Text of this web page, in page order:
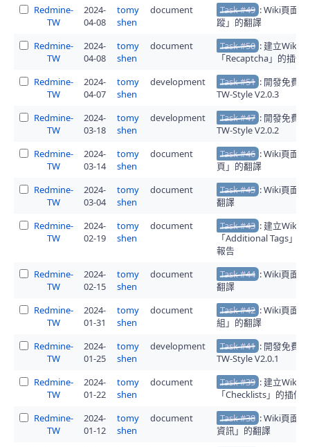
Redmine-
TW
2024-
04-08
tomy
shen
document Task #49 : Wiki頁面
蹤」的翻譯
Redmine-
TW
2024-
04-08
tomy
shen
document Task #50 : 建立Wiki
「Recaptcha」的插件
Redmine-
TW
2024-
04-07
tomy
shen
development Task #51 : 開發免費
TW-Style V2.0.3
Redmine-
TW
2024-
03-18
tomy
shen
development Task #47 : 開發免費
TW-Style V2.0.2
Redmine-
TW
2024-
03-14
tomy
shen
document Task #46 : Wiki頁面
頁」的翻譯
Redmine-
TW
2024-
03-04
tomy
shen
document Task #45 : Wiki頁面
翻譯
Redmine-
TW
2024-
02-19
tomy
shen
document Task #43 : 建立Wiki
「Additional Tags」
報告
Redmine-
TW
2024-
02-15
tomy
shen
document Task #44 : Wiki頁面
翻譯
Redmine-
TW
2024-
01-31
tomy
shen
document Task #42 : Wiki頁面
組」的翻譯
Redmine-
TW
2024-
01-25
tomy
shen
development Task #41 : 開發免費
TW-Style V2.0.1
Redmine-
TW
2024-
01-22
tomy
shen
document Task #39 : 建立Wiki
「Checklists」的插件
Redmine-
TW
2024-
01-12
tomy
shen
document Task #38 : Wiki頁面
資訊」的翻譯